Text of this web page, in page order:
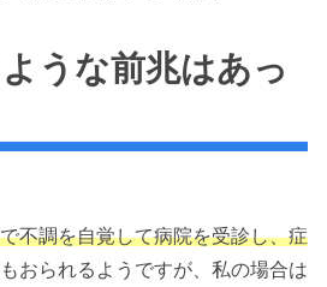
うな前兆はあっ
不調を自覚して病院を受診し、症
おられるようですが、私の場合は